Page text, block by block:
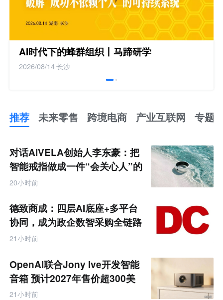
AI时代下的蜂群组织丨马蹄研学
2026/08/14长沙
推荐 未来零售 跨境电商 产业互联网 专题
来
零
售
跨
境
商
产
业
互
联
网
对话AIVELA创始人李东豪：把
智能戒指做成一件“会关心人”的
饰品
20小时前
德致商成：四层AI底座+多平台
协同，成为政企数智采购全链路
服务商
21小时前
OpenAI联合Jony Ive开发智能
音箱 预计2027年售价超300美
元
21小时前